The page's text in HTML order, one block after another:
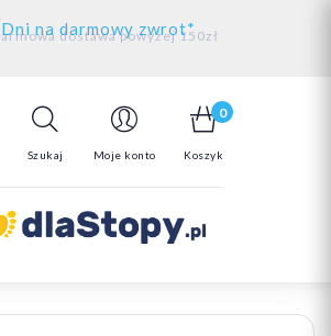
Kontakt
dostawa powyżej 150zł
na darmowy zwrot*
Szukaj Moje konto
0
Koszyk